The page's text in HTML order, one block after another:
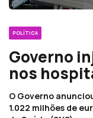
POLÍTICA
Governo
nos
O Governo
1.022 milhões de